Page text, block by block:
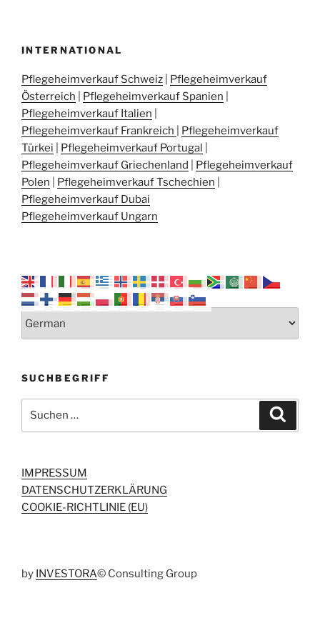
INTERNATIONAL
Pflegeheimverkauf Schweiz
Pflegeheimverkauf
Österreich
Pflegeheimverkauf Spanien
Pflegeheimverkauf Italien
Pflegeheimverkauf Frankreich
Pflegeheimverkauf
Türkei
Pflegeheimverkauf Portugal
Pflegeheimverkauf Griechenland
Pflegeheimverkauf
Polen
Pflegeheimverkauf Tschechien
Pflegeheimverkauf Dubai
Pflegeheimverkauf Ungarn
SUCHBEGRIFF
nach:
IMPRESSUM
DATENSCHUTZERKLÄRUNG
COOKIE-RICHTLINIE (EU)
by INVESTORA© Consulting Group